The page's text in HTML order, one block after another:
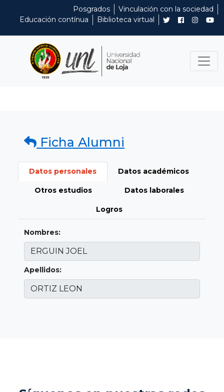
Posgrados
Vinculación con la sociedad
Educación contínua
Biblioteca virtual
Ficha Alumni
Datos personales Datos académicos
Otros estudios Datos laborales
Logros
Nombres:
Apellidos: